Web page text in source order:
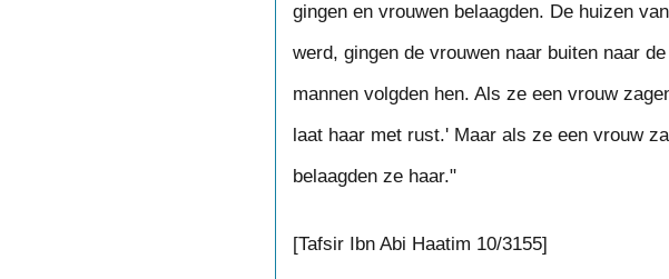
gingen en vrouwen belaagden. De huizen
werd, gingen de vrouwen naar buiten naar
mannen volgden hen. Als ze een vrouw
laat haar met rust.' Maar als ze een vrouw
belaagden ze haar."
[Tafsir Ibn Abi Haatim 10/3155]